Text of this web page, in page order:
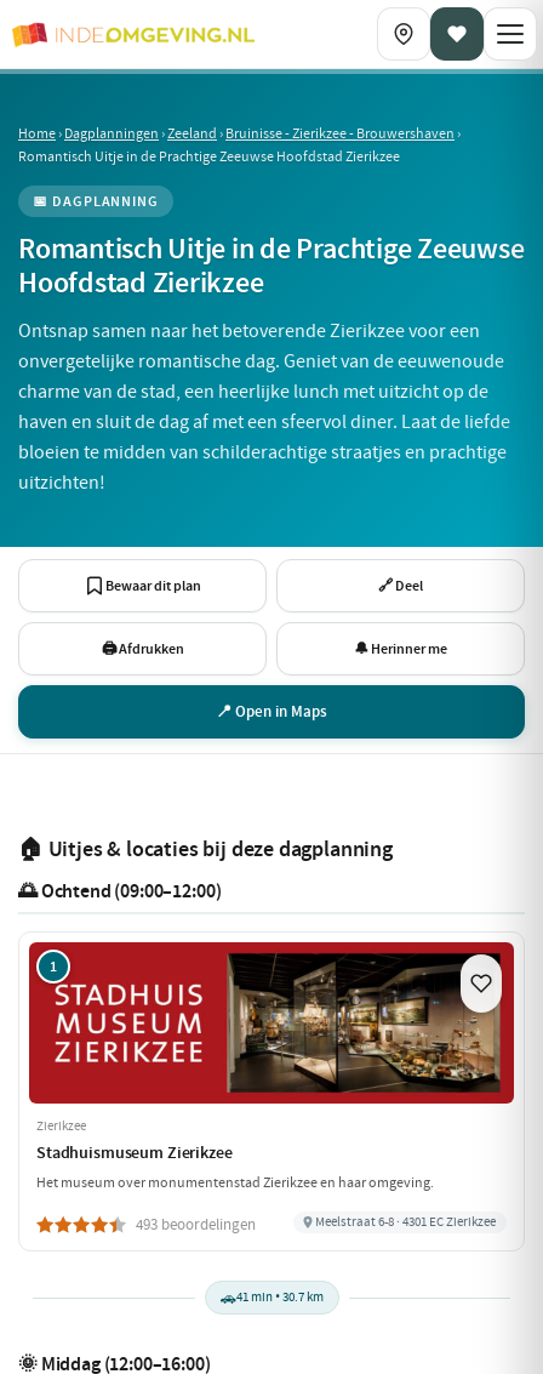
Home›Dagplanningen›Zeeland›Bruinisse - Zierikzee - Brouwershaven›
Romantisch Uitje in de Prachtige Zeeuwse Hoofdstad Zierikzee
📅 DAGPLANNING
Romantisch Uitje in de Prachtige Zeeuwse
Hoofdstad Zierikzee
Ontsnap samen naar het betoverende Zierikzee voor een
onvergetelijke romantische dag. Geniet van de eeuwenoude
charme van de stad, een heerlijke lunch met uitzicht op de
haven en sluit de dag af met een sfeervol diner. Laat de liefde
bloeien te midden van schilderachtige straatjes en prachtige
uitzichten!
📍 Open in Maps
Bewaar dit plan 🔗 Deel
🖨 Afdrukken 🔔 Herinner me
🏠 Uitjes & locaties bij deze dagplanning
🌅 Ochtend (09:00–12:00)
1
Zierikzee
Stadhuismuseum Zierikzee
Het museum over monumentenstad Zierikzee en haar omgeving.
493 beoordelingen Meelstraat 6-8 · 4301 EC Zierikzee
🚗41 min • 30.7 km
🌞 Middag (12:00–16:00)